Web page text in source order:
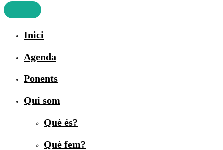
Inici
Agenda
Ponents
Qui som
Què és?
Què fem?